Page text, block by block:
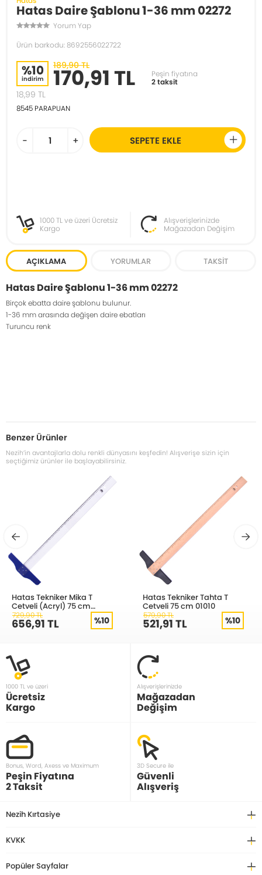
Hatas Daire Şablonu 1-36 mm 02272
Yorum Yap
Ürün barkodu: 8692556022722
%10
indirim
189,90 TL
170,91 TL
Peşin fiyatına
2 taksit
18,99 TL
8545 PARAPUAN
- + SEPETE EKLE
1000 TL ve üzeri Ücretsiz
Kargo
Alışverişlerinizde
Mağazadan Değişim
AÇIKLAMA YORUMLAR TAKSIT
Hatas Daire Şablonu 1-36 mm 02272
Birçok ebatta daire şablonu bulunur.
1-36 mm arasında değişen daire ebatları
Turuncu renk
Benzer Ürünler
Nezih’in avantajlarla dolu renkli dünyasını keşfedin! Alışverişe sizin için
seçtiğimiz ürünler ile başlayabilirsiniz.
Hatas Tekniker Mika T
Cetveli (Acryl) 75 cm
01030
729,90 TL
656,91 TL %10
Hatas Tekniker Tahta T
Cetveli 75 cm 01010
579,90 TL
521,91 TL %10
1000 TL ve üzeri
Ücretsiz
Kargo
Alışverişlerinizde
Mağazadan
Değişim
Bonus, Word, Axess ve Maximum
Peşin Fiyatına
2 Taksit
3D Secure ile
Güvenli
Alışveriş
Nezih Kırtasiye
KVKK
Popüler Sayfalar